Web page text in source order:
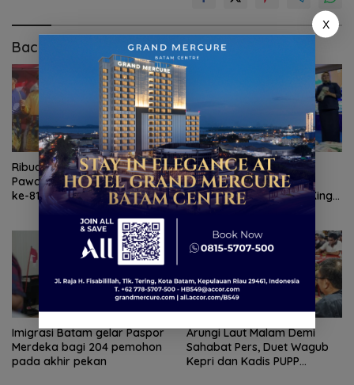
Baca Juga
Ribuan Warga Meriahkan
Pawai Pembangunan HUT RI
ke-81 di Batam
TNI AL gagalkan
penyelundupan 1,3 ton
ketamin dari Kapal MV King
Sun
Imigrasi Batam gelar Paspor
Merdeka bagi 204 pemohon
pada akhir pekan
Arungi Laut Malam Demi
Sahabat Pers, Duet Wagub
Kepri dan Kadis PUPP
X